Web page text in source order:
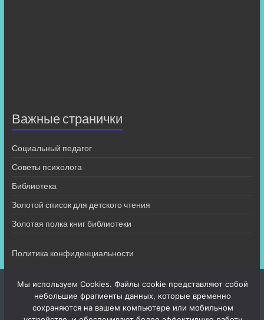
Важные странички
Социальный педагог
Советы психолога
Библиотека
Золотой список для детского чтения
Золотая полка книг библиотеки
Политика конфиденциальности
Мы используем Cookies. Файлы cookie представляют собой
небольшие фрагменты данных, которые временно
сохраняются на вашем компьютере или мобильном